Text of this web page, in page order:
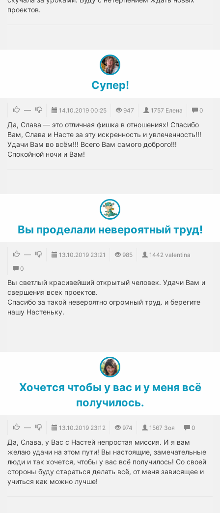
проектов.
Супер!
— 14.10.2019 00:25 947 1757 Елена 0
Да, Слава — это отличная фишка в отношениях! Спасибо
Вам, Слава и Насте за эту искренность и увлеченность!!!
Удачи Вам во всём!!! Всего Вам самого доброго!!!
Спокойной ночи и Вам!
Вы проделали невероятный труд!
— 13.10.2019 23:21 985
1442 valentina
0
Вы светлый красивейший открытый человек. Удачи Вам и
свершения всех проектов.
Спасибо за такой невероятно огромный труд. и берегите
нашу Настеньку.
Хочется чтобы у вас и у меня всё
получилось.
— 13.10.2019 23:12 974 1567 Зоя 0
Да, Слава, у Вас с Настей непростая миссия. И я вам
желаю удачи на этом пути! Вы настоящие, замечательные
люди и так хочется, чтобы у вас всё получилось! Со своей
стороны буду стараться делать всё, от меня зависящее и
учиться как можно лучше!